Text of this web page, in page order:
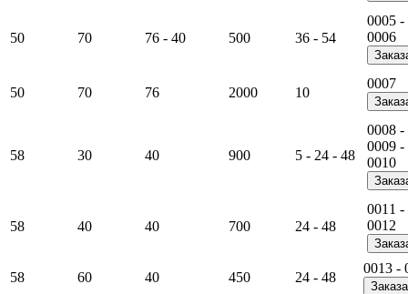
50 70 76 - 40 500 36 - 54
0005 -
0006
50 70 76 2000 10
0007
58 30 40 900 5 - 24 - 48
0008 -
0009 -
0010
58 40 40 700 24 - 48
0011 -
0012
58 60 40 450 24 - 48
0013 -